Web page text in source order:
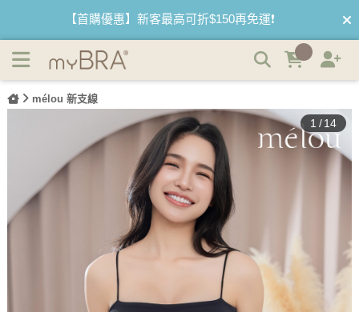
輕著疊疊｜疊疊杯澎感小胸放大BRATOP | myBRA 最懂妳
【夏日滿額贈】把衣物壓縮收納袋回家 🌞
【父親節快樂】男內褲5件$999🧔
mélou 新支線
1 / 14